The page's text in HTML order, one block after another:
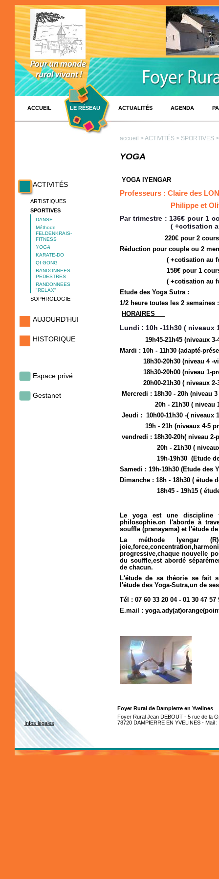
ACCUEIL LE RÉSEAU ACTUALITÉS AGENDA
ACTIVITÉS
ARTISTIQUES
SPORTIVES
DANSE
Méthode
FELDENKRAIS-
FITNESS
YOGA
KARATE-DO
QI GONG
RANDONNEES
PEDESTRES
RANDONNEES
"RELAX"
SOPHROLOGIE
AUJOURD'HUI
HISTORIQUE
Espace privé
Gestanet
accueil >ACTIVITÉS > SPORTIVES
YOGA
YOGA IYENGAR
Professeurs : Claire des
Philippe et
Par trimestre : 136€
( +cotisation au
220€ pour 2 cours/
Réduction pour couple ou 2
( +cotisation au
158€ pour 1 cours/
( +cotisation au
Etude des Yoga Sutra :
1/2 heure toutes les 2 semaines
HORAIRES
Lundi : 10h -11h30 ( niveaux
19h45-21h45 (niveaux 3-
Mardi : 10h - 11h30 (adapté-
18h30-20h30 (niveau 4 -
18h30-20h00 (niveau 1-
20h00-21h30 ( niveaux 2-3
Mercredi : 18h30 - 20h (niveau
20h - 21h30 ( niveau 1
Jeudi : 10h00-11h30 -( niveaux
19h - 21h (niveaux 4-5
vendredi : 18h30-20h( niveau 2-
20h - 21h30 ( niveaux 3
19h-19h30 (Etude des
Samedi : 19h-19h30 (Etude des
Dimanche : 18h - 18h30 ( étude
18h45 - 19h15 ( étude
Le yoga est une discipline
philosophie.on l'aborde à
souffle (pranayama) et l'étude
La méthode Iyengar
progressive,chaque nouvelle
du souffle,est abordé
de chacun.
L'étude de sa théorie se fait
l'étude des Yoga-Sutra,un de
Tél : 07 60 33 20 04 - 01 30 47 57
E.mail :
Infos légales
Foyer Rural de Dampierre en Yvelines
Foyer Rural Jean DEBOUT - 5 rue de la
78720 DAMPIERRE EN YVELINES - Mail :